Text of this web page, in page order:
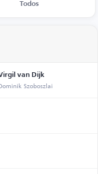
Todos
van Dijk
Szoboszlai